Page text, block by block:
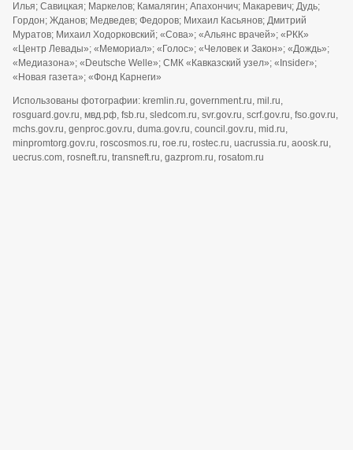
Илья; Савицкая; Маркелов; Камалягин; Апахончич; Макаревич; Дудь;
Гордон; Жданов; Медведев; Федоров; Михаил Касьянов; Дмитрий
Муратов; Михаил Ходорковский; «Сова»; «Альянс врачей»; «РКК»
«Центр Левады»; «Мемориал»; «Голос»; «Человек и Закон»; «Дождь»;
«Медиазона»; «Deutsche Welle»; СМК «Кавказский узел»; «Insider»;
«Новая газета»; «Фонд Карнеги»
Использованы фотографии: kremlin.ru, government.ru, mil.ru,
rosguard.gov.ru, мвд.рф, fsb.ru, sledcom.ru, svr.gov.ru, scrf.gov.ru, fso.gov.ru,
mchs.gov.ru, genproc.gov.ru, duma.gov.ru, council.gov.ru, mid.ru,
minpromtorg.gov.ru, roscosmos.ru, roe.ru, rostec.ru, uacrussia.ru, aoosk.ru,
uecrus.com, rosneft.ru, transneft.ru, gazprom.ru, rosatom.ru